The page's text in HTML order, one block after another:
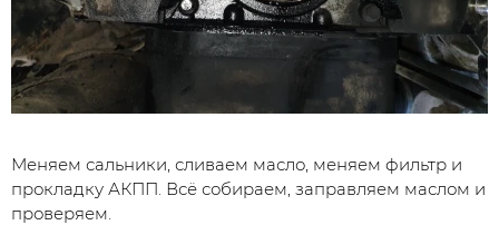
Меняем сальники, сливаем масло, меняем фильтр и
прокладку АКПП. Всё собираем, заправляем маслом и
проверяем.